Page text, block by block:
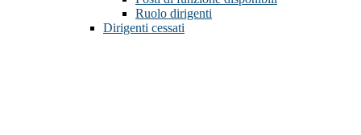
Ruolo dirigenti
Dirigenti cessati